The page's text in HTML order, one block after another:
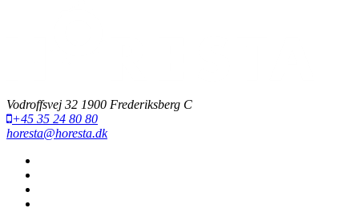
Vodroffsvej 32 1900 Frederiksberg C
+45 35 24 80 80
horesta@horesta.dk